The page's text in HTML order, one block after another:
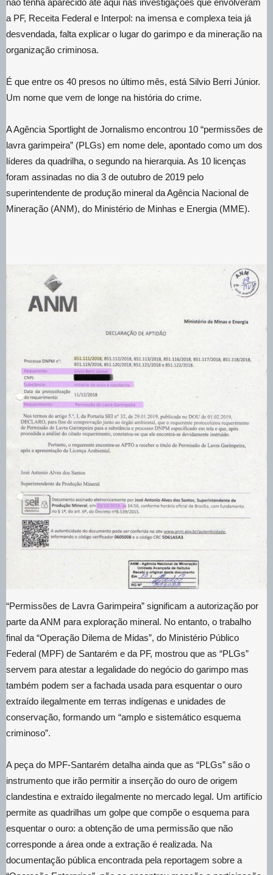
a PF, Receita Federal e Interpol: na imensa e complexa teia já
desvendada, falta explicar o lugar do garimpo e da mineração na
organização criminosa.
É que entre os 40 presos no último mês, está Silvio Berri Júnior.
Um nome que vem de longe na história do crime.
A Agência Sportlight de Jornalismo encontrou 10 “permissões de
lavra garimpeira” (PLGs) em nome dele, apontado como um dos
líderes da quadrilha, o segundo na hierarquia. As 10 licenças
foram assinadas no dia 3 de outubro de 2019 pelo
superintendente de produção mineral da Agência Nacional de
Mineração (ANM), do Ministério de Minhas e Energia (MME).
“Permissões de Lavra Garimpeira” significam a autorização por
parte da ANM para exploração mineral. No entanto, o trabalho
final da “Operação Dilema de Midas”, do Ministério Público
Federal (MPF) de Santarém e da PF, mostrou que as “PLGs”
servem para atestar a legalidade do negócio do garimpo mas
também podem ser a fachada usada para esquentar o ouro
extraído ilegalmente em terras indígenas e unidades de
conservação, formando um “amplo e sistemático esquema
criminoso”.
A peça do MPF-Santarém detalha ainda que as “PLGs” são o
instrumento que irão permitir a inserção do ouro de origem
clandestina e extraído ilegalmente no mercado legal. Um artifício
permite as quadrilhas um golpe que compõe o esquema para
esquentar o ouro: a obtenção de uma permissão que não
corresponde a área onde a extração é realizada. Na
documentação pública encontrada pela reportagem sobre a